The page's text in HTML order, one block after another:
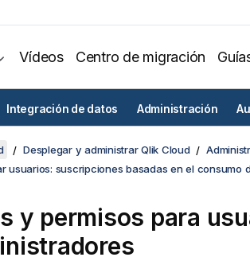
Vídeos Centro de migración
Integración de datos Administración
Desplegar y administrar Qlik Cloud
usuarios: suscripciones basadas en el consumo
y permisos para